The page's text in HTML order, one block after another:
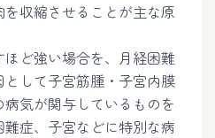
収縮させることが主な原
ど強い場合を、月経困難
して子宮筋腫・子宮内膜
気が関与しているものを
症、子宮などに特別な病